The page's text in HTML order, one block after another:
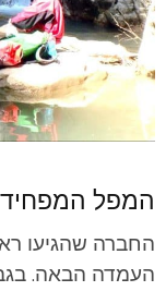
המפל המפחיד
החברה שהגיעו
העמדה הבאה.